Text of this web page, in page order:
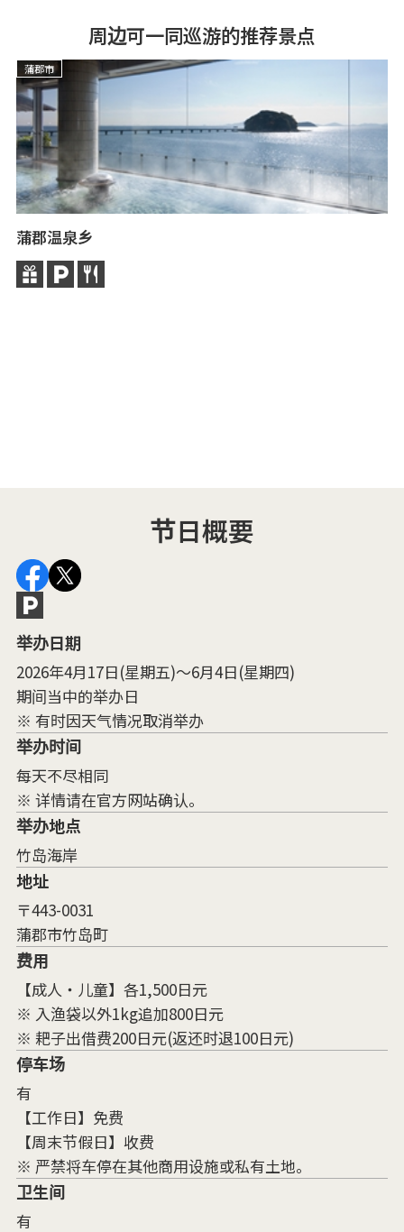
周边可一同巡游的推荐景点
蒲郡市
蒲郡温泉乡
节日概要
举办日期
2026年4月17日(星期五)～6月4日(星期四)
期间当中的举办日
※ 有时因天气情况取消举办
举办时间
每天不尽相同
※ 详情请在官方网站确认。
举办地点
竹岛海岸
地址
〒443-0031
蒲郡市竹岛町
费用
【成人・儿童】各1,500日元
※ 入渔袋以外1kg追加800日元
※ 耙子出借费200日元(返还时退100日元)
停车场
有
【工作日】免费
【周末节假日】收费
※ 严禁将车停在其他商用设施或私有土地。
卫生间
有